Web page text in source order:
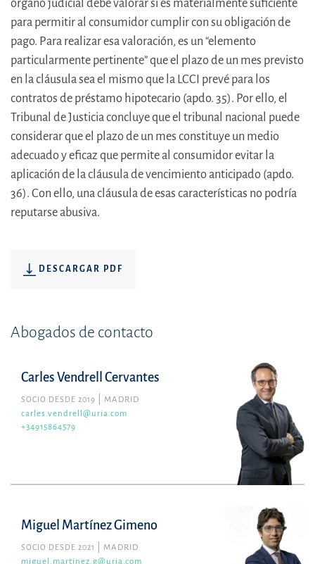
órgano judicial debe valorar si es materialmente suficiente
para permitir al consumidor cumplir con su obligación de
pago. Para realizar esa valoración, es un “elemento
particularmente pertinente” que el plazo de un mes previsto
en la cláusula sea el mismo que la LCCI prevé para los
contratos de préstamo hipotecario (apdo. 35). Por ello, el
Tribunal de Justicia concluye que el tribunal nacional puede
considerar que el plazo de un mes constituye un medio
adecuado y eficaz que permite al consumidor evitar la
aplicación de la cláusula de vencimiento anticipado (apdo.
36). Con ello, una cláusula de esas características no podría
reputarse abusiva.
DESCARGAR PDF
Abogados de contacto
Carles Vendrell Cervantes
SOCIO DESDE 2019
MADRID
carles.vendrell@uria.com
+34915864579
Miguel Martínez Gimeno
SOCIO DESDE 2021
MADRID
miguel.martinez.g@uria.com